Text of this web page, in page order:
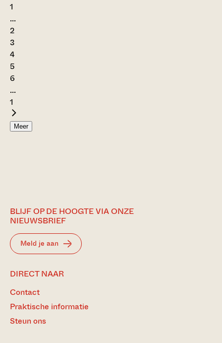
1
...
2
3
4
5
6
...
1
Meer
BLIJF OP DE HOOGTE VIA ONZE
NIEUWSBRIEF
Meld je aan
DIRECT NAAR
Contact
Praktische informatie
Steun ons